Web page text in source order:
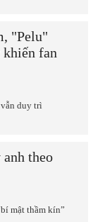
"Pelu"
khiến fan
duy trì
theo
mật thầm kín”